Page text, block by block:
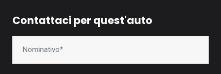
Contattaci per quest'auto